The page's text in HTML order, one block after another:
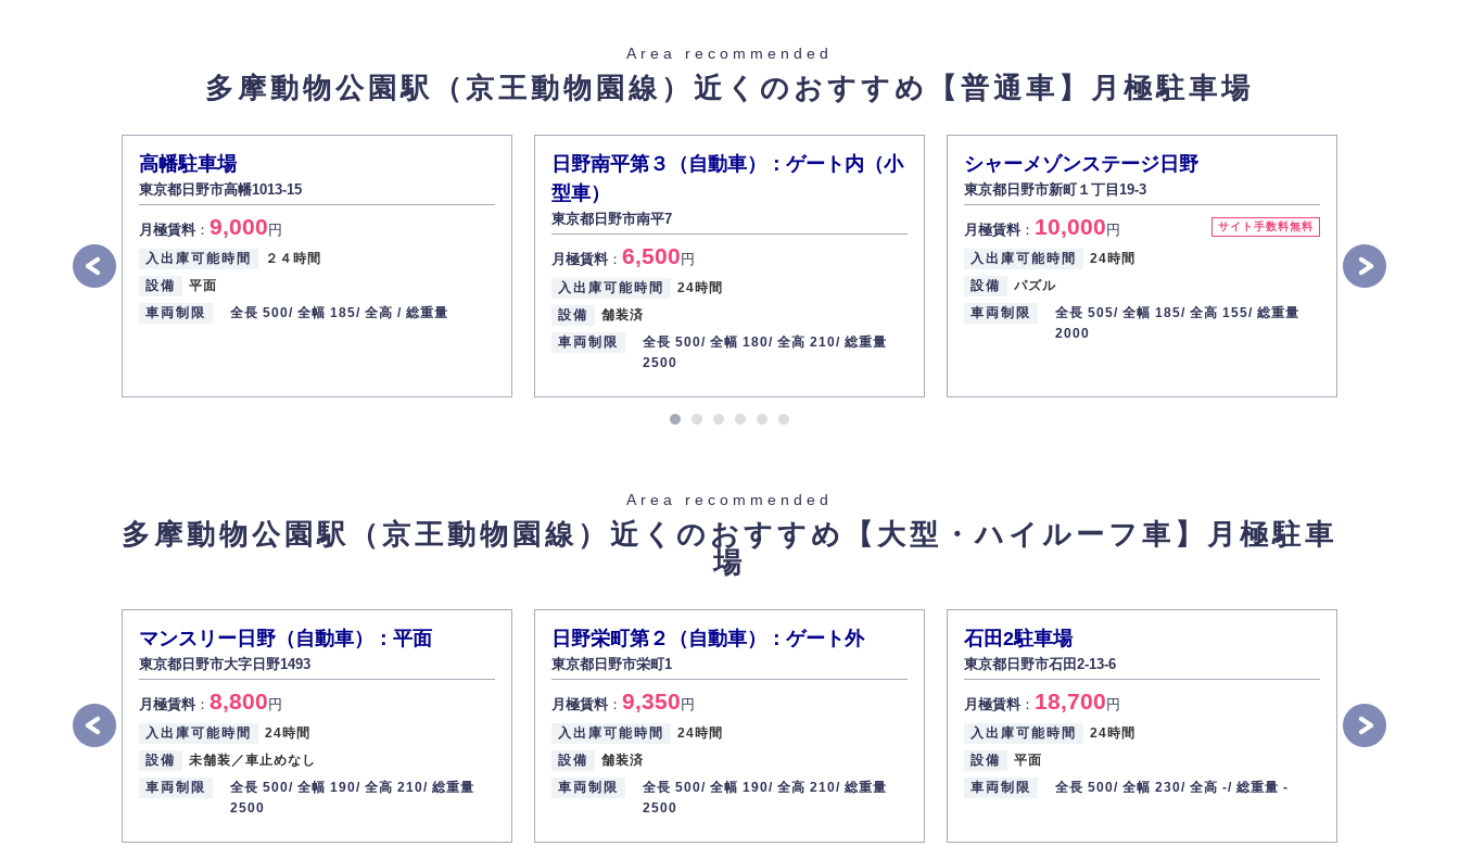
Area recommended
多摩動物公園駅（京王動物園線）近くのおすすめ 【普通車】月極駐車場
高幡駐車場
東京都日野市高幡1013-15
月極賃料： 9,000円
入出庫可能時間
２４時間
設備
平面
車両制限
全長 500/ 全幅 185/ 全高 / 総重量
日野南平第３（自動車）：ゲート内（小
型車）
東京都日野市南平7
月極賃料： 6,500円
入出庫可能時間
24時間
設備
舗装済
車両制限
全長 500/ 全幅 180/ 全高 210/ 総重量
2500
シャーメゾンステージ日野
東京都日野市新町１丁目19-3
サイト手数料無料
月極賃料： 10,000円
入出庫可能時間
24時間
設備
パズル
車両制限
全長 505/ 全幅 185/ 全高 155/ 総重量
2000
入出庫可
Area recommended
多摩動物公園駅（京王動物園線）近くのおすすめ
【大型・ハイルーフ車】月極駐車
場
マンスリー日野（自動車）：平面
東京都日野市大字日野1493
月極賃料： 8,800円
入出庫可能時間
24時間
設備
未舗装／車止めなし
車両制限
全長 500/ 全幅 190/ 全高 210/ 総重量
2500
日野栄町第２（自動車）：ゲート外
東京都日野市栄町1
月極賃料： 9,350円
入出庫可能時間
24時間
設備
舗装済
車両制限
全長 500/ 全幅 190/ 全高 210/ 総重量
2500
石田2駐車場
東京都日野市石田2-13-6
月極賃料： 18,700円
入出庫可能時間
24時間
設備
平面
車両制限
全長 500/ 全幅 230/ 全高 -/ 総重量 -
月極賃料
入出庫可